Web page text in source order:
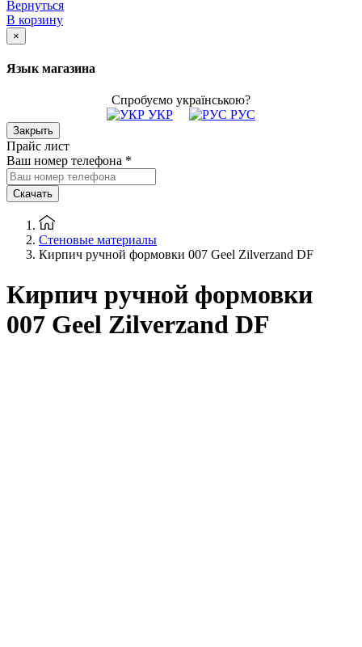
Вернуться
В корзину
×
Язык магазина
Спробуємо українською?
УКР
РУС
Закрыть
Прайс лист
Ваш номер телефона *
Скачать
Стеновые материалы
Кирпич ручной формовки 007 Geel Zilverzand DF
Кирпич ручной формовки
007 Geel Zilverzand DF